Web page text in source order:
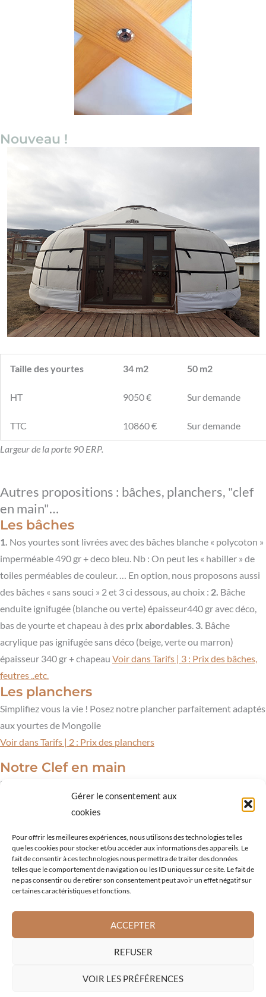
Gérer le consentement aux
cookies
Pour offrir les meilleures expériences, nous utilisons des technologies telles
que les cookies pour stocker et/ou accéder aux informations des appareils. Le
fait de consentir à ces technologies nous permettra de traiter des données
telles que le comportement de navigation ou les ID uniques sur ce site. Le fait de
ne pas consentir ou de retirer son consentement peut avoir un effet négatif sur
certaines caractéristiques et fonctions.
ACCEPTER
REFUSER
VOIR LES PRÉFÉRENCES
Nouveau !
Taille des yourtes 34 m2 50 m2
HT 9050 € Sur demande
TTC 10860 € Sur demande
Largeur de la porte 90 ERP.
Autres propositions : bâches, planchers, "clef
en main"…
Les bâches
1. Nos yourtes sont livrées avec des bâches blanche « polycoton »
imperméable 490 gr + deco bleu. Nb : On peut les « habiller » de
toiles perméables de couleur. … En option, nous proposons aussi
des bâches « sans souci » 2 et 3 ci dessous, au choix : 2. Bâche
enduite ignifugée (blanche ou verte) épaisseur440 gr avec déco,
bas de yourte et chapeau à des prix abordables 3. Bâche
acrylique pas ignifugée sans déco (beige, verte ou marron)
épaisseur 340 gr + chapeau Voir dans Tarifs | 3 : Prix des bâches,
feutres ..etc.
Les planchers
Simplifiez vous la vie ! Posez notre plancher parfaitement adaptés
aux yourtes de Mongolie
Voir dans Tarifs | 2 : Prix des planchers
Notre Clef en main
Livraison-montage avec notre équipe de monteurs. Une
Voir dans Tarifs | 6 : Prix Livraison montage (clef en main)
Yourte.com depuis 2003
Près de 90 conteneurs et 1800 yourtes installées
Copyright © 2026 La yourte mongole
Politique de cookies (UE)
Mentions légales